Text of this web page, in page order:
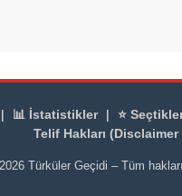
| 📊 İstatistikler | ⭐
Telif Hakları (Disclaimer
Türküler Geçidi – Tüm hakları